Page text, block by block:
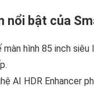
nổi bật của
hình 85 inch
AI HDR Enhancer